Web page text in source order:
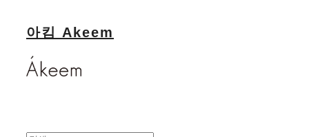
아킴 Akeem